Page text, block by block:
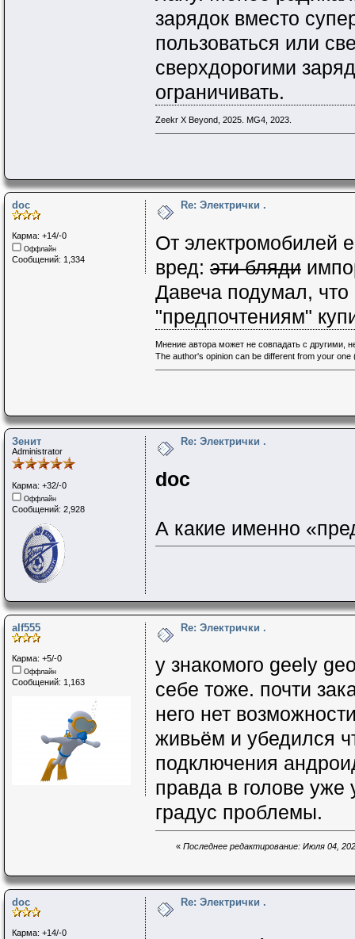
зарядок вместо
пользоваться или
сверхдорогими
ограничивать.
Zeekr X Beyond, 2025. MG4, 2023.
doc
Карма: +14/-0
Оффлайн
Сообщений: 1,334
Re: Электрички .
От электромобилей
вред:эти бляди
Давеча подумал,
"предпочтениям"
Мнение автора может не совпадать с другими,
The author's opinion can be different from your
Зенит
Administrator
Карма: +32/-0
Оффлайн
Сообщений: 2,928
Re: Электрички .
doc
А какие именно
alf555
Карма: +5/-0
Оффлайн
Сообщений: 1,163
Re: Электрички .
у знакомого geely
себе тоже. почти
него нет
живьём и убедился
подключения
правда в голове уже
градус проблемы.
« Последнее редактирование: Июля 04,
doc
Карма: +14/-0
Re: Электрички .